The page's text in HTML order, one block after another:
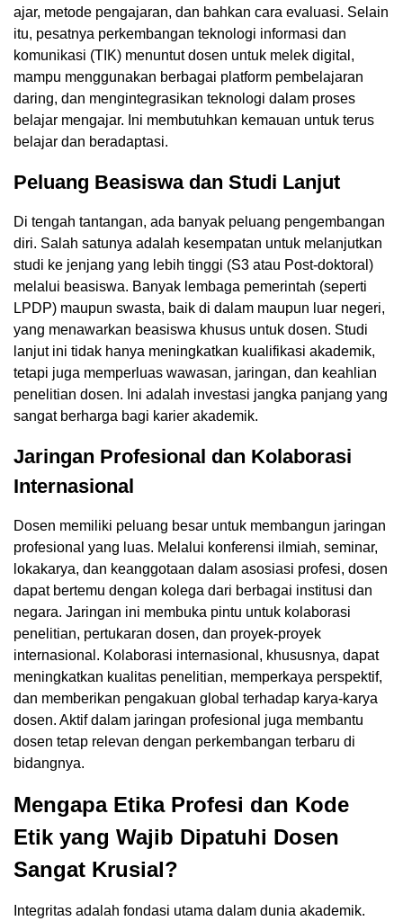
ajar, metode pengajaran, dan bahkan cara evaluasi. Selain
itu, pesatnya perkembangan teknologi informasi dan
komunikasi (TIK) menuntut dosen untuk melek digital,
mampu menggunakan berbagai platform pembelajaran
daring, dan mengintegrasikan teknologi dalam proses
belajar mengajar. Ini membutuhkan kemauan untuk terus
belajar dan beradaptasi.
Peluang Beasiswa dan Studi Lanjut
Di tengah tantangan, ada banyak peluang pengembangan
diri. Salah satunya adalah kesempatan untuk melanjutkan
studi ke jenjang yang lebih tinggi (S3 atau Post-doktoral)
melalui beasiswa. Banyak lembaga pemerintah (seperti
LPDP) maupun swasta, baik di dalam maupun luar negeri,
yang menawarkan beasiswa khusus untuk dosen. Studi
lanjut ini tidak hanya meningkatkan kualifikasi akademik,
tetapi juga memperluas wawasan, jaringan, dan keahlian
penelitian dosen. Ini adalah investasi jangka panjang yang
sangat berharga bagi karier akademik.
Jaringan Profesional dan Kolaborasi
Internasional
Dosen memiliki peluang besar untuk membangun jaringan
profesional yang luas. Melalui konferensi ilmiah, seminar,
lokakarya, dan keanggotaan dalam asosiasi profesi, dosen
dapat bertemu dengan kolega dari berbagai institusi dan
negara. Jaringan ini membuka pintu untuk kolaborasi
penelitian, pertukaran dosen, dan proyek-proyek
internasional. Kolaborasi internasional, khususnya, dapat
meningkatkan kualitas penelitian, memperkaya perspektif,
dan memberikan pengakuan global terhadap karya-karya
dosen. Aktif dalam jaringan profesional juga membantu
dosen tetap relevan dengan perkembangan terbaru di
bidangnya.
Mengapa Etika Profesi dan Kode
Etik yang Wajib Dipatuhi Dosen
Sangat Krusial?
Integritas adalah fondasi utama dalam dunia akademik.